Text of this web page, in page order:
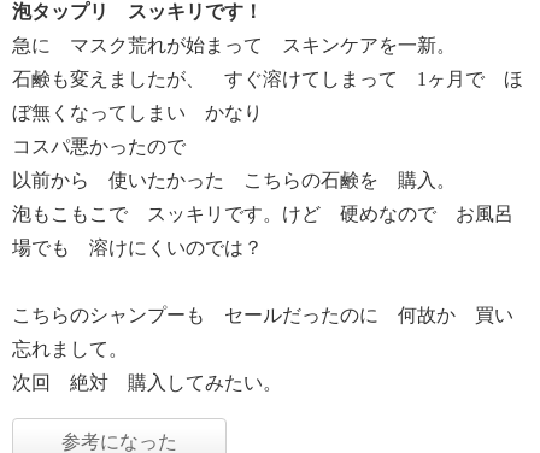
泡タップリ スッキリです！
急に マスク荒れが始まって スキンケアを一新。
石鹸も変えましたが、 すぐ溶けてしまって 1ヶ月で ほ
ぼ無くなってしまい かなり
コスパ悪かったので
以前から 使いたかった こちらの石鹸を 購入。
泡もこもこで スッキリです。けど 硬めなので お風呂
場でも 溶けにくいのでは？
こちらのシャンプーも セールだったのに 何故か 買い
忘れまして。
次回 絶対 購入してみたい。
参考になった